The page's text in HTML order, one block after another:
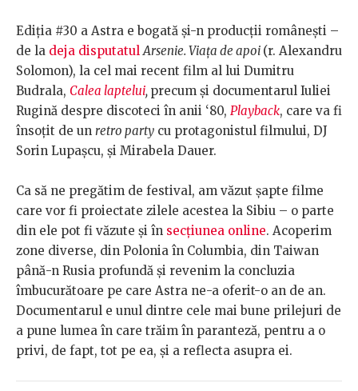
Ediția #30 a Astra e bogată și-n producții românești –
de la deja disputatul Arsenie. Viața de apoi (r. Alexandru
Solomon), la cel mai recent film al lui Dumitru
Budrala, Calea laptelui, precum și documentarul Iuliei
Rugină despre discoteci în anii ‘80, Playback, care va fi
însoțit de un retro party cu protagonistul filmului, DJ
Sorin Lupașcu, și Mirabela Dauer.
Ca să ne pregătim de festival, am văzut șapte filme
care vor fi proiectate zilele acestea la Sibiu – o parte
din ele pot fi văzute și în secțiunea online. Acoperim
zone diverse, din Polonia în Columbia, din Taiwan
până-n Rusia profundă și revenim la concluzia
îmbucurătoare pe care Astra ne-a oferit-o an de an.
Documentarul e unul dintre cele mai bune prilejuri de
a pune lumea în care trăim în paranteză, pentru a o
privi, de fapt, tot pe ea, și a reflecta asupra ei.